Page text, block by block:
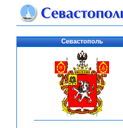
Севастополь